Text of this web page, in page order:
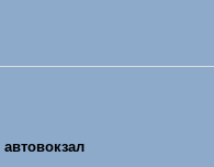
автовокзал